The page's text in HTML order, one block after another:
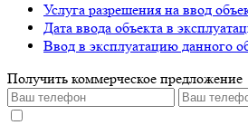
Услуга разрешения на ввод
Дата ввода объекта в
Ввод в эксплуатацию данного
Получить коммерческое предложение